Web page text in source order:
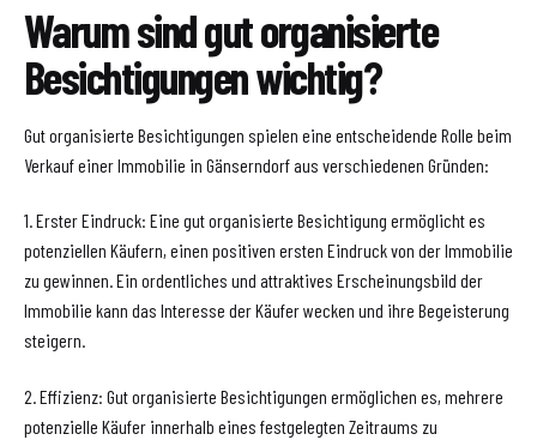
Warum sind gut organisierte
Besichtigungen wichtig?
Gut organisierte Besichtigungen spielen eine entscheidende Rolle beim
Verkauf einer Immobilie in Gänserndorf aus verschiedenen Gründen:
1. Erster Eindruck: Eine gut organisierte Besichtigung ermöglicht es
potenziellen Käufern, einen positiven ersten Eindruck von der Immobilie
zu gewinnen. Ein ordentliches und attraktives Erscheinungsbild der
Immobilie kann das Interesse der Käufer wecken und ihre Begeisterung
steigern.
2. Effizienz: Gut organisierte Besichtigungen ermöglichen es, mehrere
potenzielle Käufer innerhalb eines festgelegten Zeitraums zu